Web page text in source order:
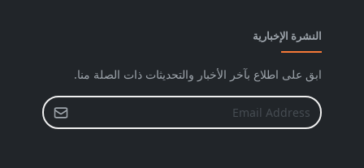
النشرة الإخبارية
ابق على اطلاع بآخر الأخبار والتحديثات ذات الصلة منا.